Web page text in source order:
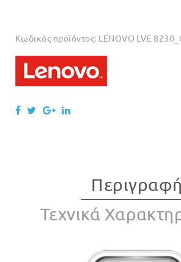
Κωδικός προϊόντος: LENOVO LVE
Περιγραφή
Τεχνικά